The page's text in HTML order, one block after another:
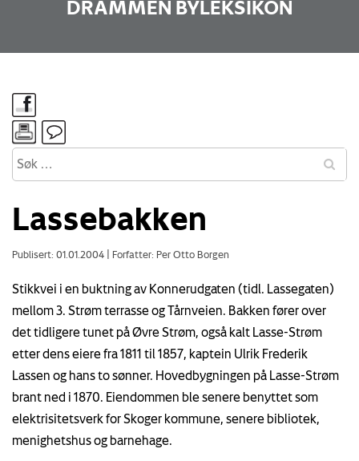
DRAMMEN BYLEKSIKON
Lassebakken
Publisert: 01.01.2004 Forfatter: Per Otto Borgen
Stikkvei i en buktning av Konnerudgaten (tidl. Lassegaten)
mellom 3. Strøm terrasse og Tårnveien. Bakken fører over
det tidligere tunet på Øvre Strøm, også kalt Lasse-Strøm
etter dens eiere fra 1811 til 1857, kaptein Ulrik Frederik
Lassen og hans to sønner. Hovedbygningen på Lasse-Strøm
brant ned i 1870. Eiendommen ble senere benyttet som
elektrisitetsverk for Skoger kommune, senere bibliotek,
menighetshus og barnehage.